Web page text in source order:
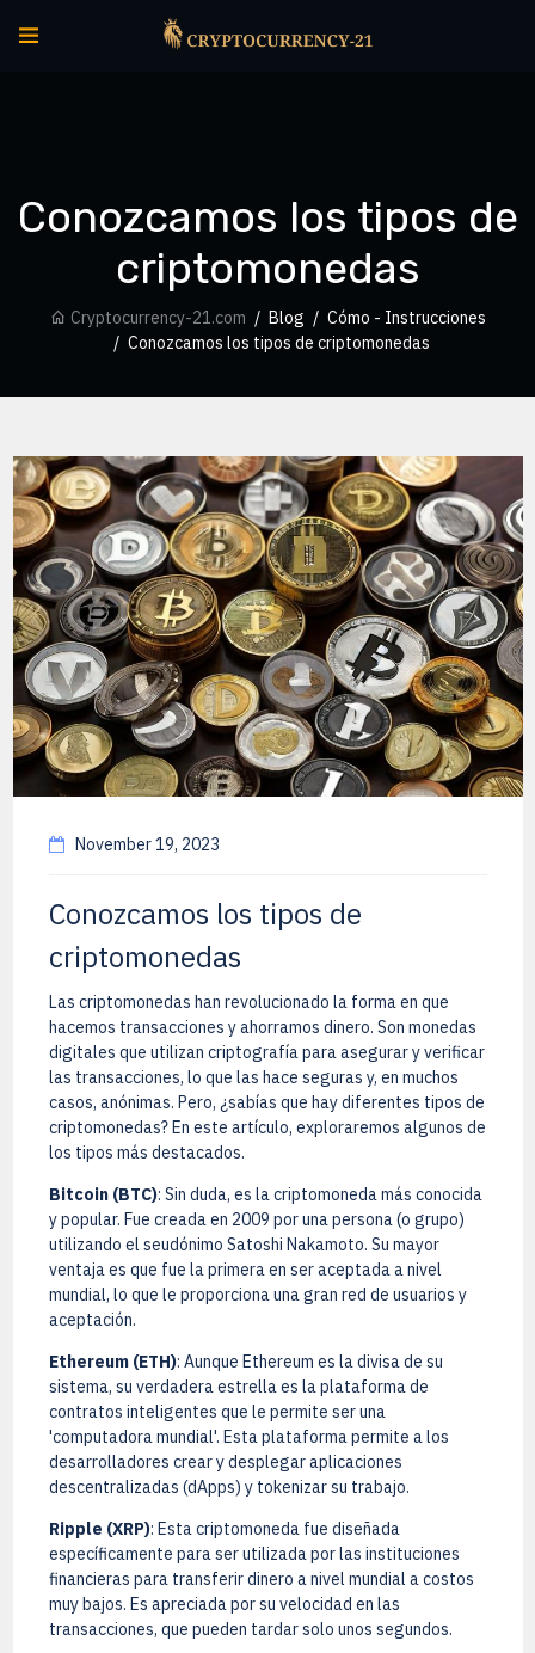
Conozcamos los tipos de
criptomonedas
Cryptocurrency-21.com Blog
Cómo - Instrucciones
Conozcamos los tipos de criptomonedas
November 19, 2023
Conozcamos los tipos de
criptomonedas
Las criptomonedas han revolucionado la forma en que
hacemos transacciones y ahorramos dinero. Son monedas
digitales que utilizan criptografía para asegurar y verificar
las transacciones, lo que las hace seguras y, en muchos
casos, anónimas. Pero, ¿sabías que hay diferentes tipos de
criptomonedas? En este artículo, exploraremos algunos de
los tipos más destacados.
Bitcoin (BTC): Sin duda, es la criptomoneda más conocida
y popular. Fue creada en 2009 por una persona (o grupo)
utilizando el seudónimo Satoshi Nakamoto. Su mayor
ventaja es que fue la primera en ser aceptada a nivel
mundial, lo que le proporciona una gran red de usuarios y
aceptación.
Ethereum (ETH): Aunque Ethereum es la divisa de su
sistema, su verdadera estrella es la plataforma de
contratos inteligentes que le permite ser una
'computadora mundial'. Esta plataforma permite a los
desarrolladores crear y desplegar aplicaciones
descentralizadas (dApps) y tokenizar su trabajo.
Ripple (XRP): Esta criptomoneda fue diseñada
específicamente para ser utilizada por las instituciones
financieras para transferir dinero a nivel mundial a costos
muy bajos. Es apreciada por su velocidad en las
transacciones, que pueden tardar solo unos segundos.